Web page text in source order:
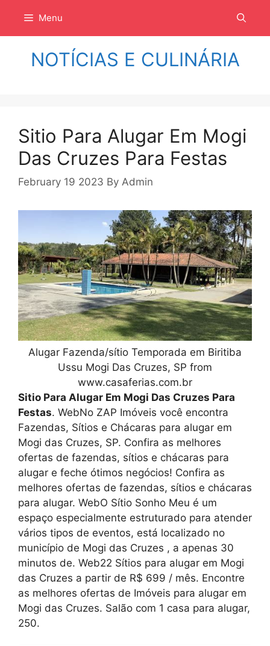
isi
Menu
NOTÍCIAS E CULINÁRIA
Sitio Para Alugar Em Mogi
Das Cruzes Para Festas
February 19 2023 By Admin
Alugar Fazenda/sítio Temporada em Biritiba
Ussu Mogi Das Cruzes, SP from
www.casaferias.com.br
Sitio Para Alugar Em Mogi Das Cruzes Para
Festas. WebNo ZAP Imóveis você encontra
Fazendas, Sítios e Chácaras para alugar em
Mogi das Cruzes, SP. Confira as melhores
ofertas de fazendas, sítios e chácaras para
alugar e feche ótimos negócios! Confira as
melhores ofertas de fazendas, sítios e chácaras
para alugar. WebO Sítio Sonho Meu é um
espaço especialmente estruturado para atender
vários tipos de eventos, está localizado no
município de Mogi das Cruzes , a apenas 30
minutos de. Web22 Sítios para alugar em Mogi
das Cruzes a partir de R$ 699 / mês. Encontre
as melhores ofertas de Imóveis para alugar em
Mogi das Cruzes. Salão com 1 casa para alugar,
250.